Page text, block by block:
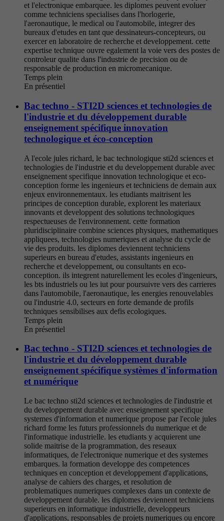
et l'electronique embarquee. les diplomes peuvent evoluer
comme techniciens specialises dans l'horlogerie,
l'aeronautique, le medical ou l'automobile, integrer des
bureaux d'etudes en tant que dessinateurs-concepteurs, ou
exercer en laboratoire de recherche et developpement. cette
expertise technique ouvre egalement la voie vers des postes de
controleur qualite dans l'industrie de precision ou de
responsable de production en micromecanique.
Temps plein
En présentiel
Bac techno - STI2D sciences et technologies de
l'industrie et du développement durable
enseignement spécifique innovation
technologique et éco-conception
A l'ecole jules richard, le bac technologique sti2d sciences et
technologies de l'industrie et du developpement durable avec
enseignement specifique innovation technologique et eco-
conception forme les ingenieurs et techniciens de demain aux
enjeux environnementaux. les etudiants maitrisent les
principes de conception durable, explorent les materiaux
innovants et developpent des solutions technologiques
respectueuses de l'environnement. cette formation
pluridisciplinaire combine sciences physiques, mathematiques
appliquees, technologies numeriques et analyse du cycle de
vie des produits. les diplomes deviennent techniciens
superieurs en bureau d'etudes, assistants ingenieurs en
recherche et developpement, ou consultants en eco-
conception. ils integrent naturellement les ecoles d'ingenieurs,
les bts industriels ou les iut pour poursuivre vers des carrieres
dans l'automobile, l'aeronautique, les energies renouvelables
ou l'industrie 4.0, secteurs en forte demande de profils
techniques sensibilises aux defis ecologiques.
Temps plein
En présentiel
Bac techno - STI2D sciences et technologies de
l'industrie et du développement durable
enseignement spécifique systèmes d'information
et numérique
Le bac techno sti2d sciences et technologies de l'industrie et
du developpement durable avec enseignement specifique
systemes d'information et numerique propose par l'ecole jules
richard forme les futurs professionnels du numerique et de
l'informatique industrielle. les etudiants y acquierent une
solide maitrise de la programmation, des reseaux
informatiques, de l'electronique numerique et des systemes
embarques. la formation developpe des competences
techniques en conception et developpement d'applications,
analyse de cahiers des charges, et resolution de
problematiques numeriques complexes dans un contexte de
developpement durable. les diplomes deviennent techniciens
superieurs en informatique industrielle, developpeurs
d'applications, responsables de projets numeriques ou encore